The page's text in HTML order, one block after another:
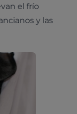
el frío
y las